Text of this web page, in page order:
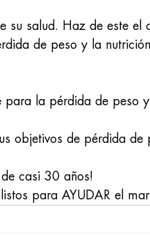
su salud. Haz de este el
de peso y la
para la pérdida de peso
objetivos de pérdida
casi 30 años!
para AYUDAR el